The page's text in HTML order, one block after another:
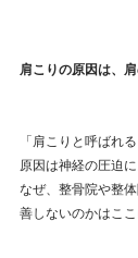
肩こりの原因は、
「肩こりと呼ばれ
原因は神経の圧迫に
なぜ、整骨院や整
善しないのかはここ